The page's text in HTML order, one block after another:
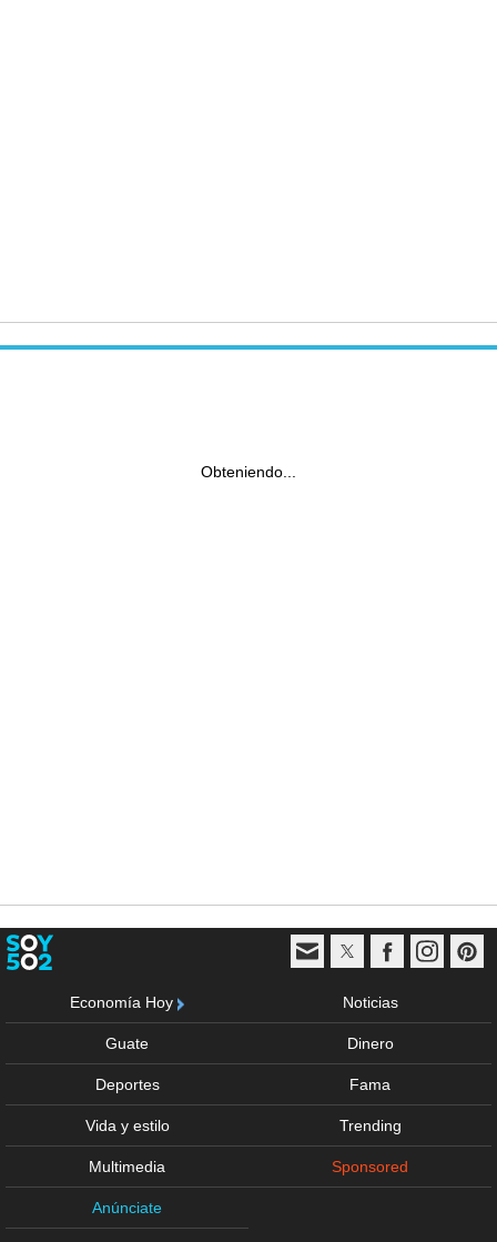
Obteniendo...
Economía Hoy Noticias
Guate Dinero
Deportes Fama
Vida y estilo Trending
Multimedia Sponsored
Anúnciate